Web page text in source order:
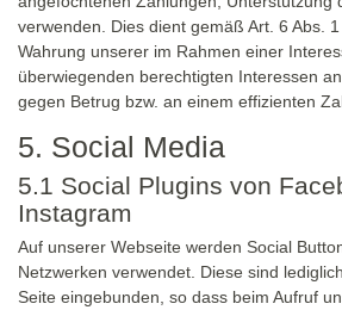
verwenden. Dies dient gemäß Art. 6 Abs.
Wahrung unserer im Rahmen einer
überwiegenden berechtigten Interessen
gegen Betrug bzw. an einem effizienten
5. Social Media
5.1 Social Plugins von
Instagram
Auf unserer Webseite werden Social
Netzwerken verwendet. Diese sind
Seite eingebunden, so dass beim Aufruf